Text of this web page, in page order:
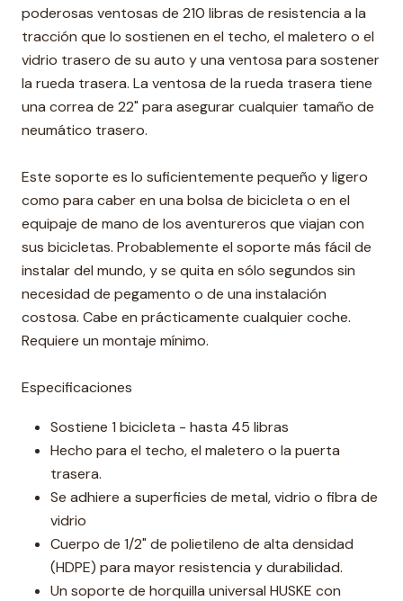
poderosas ventosas de 210 libras de resistencia a la
tracción que lo sostienen en el techo, el maletero o el
vidrio trasero de su auto y una ventosa para sostener
la rueda trasera. La ventosa de la rueda trasera tiene
una correa de 22" para asegurar cualquier tamaño de
neumático trasero.
Este soporte es lo suficientemente pequeño y ligero
como para caber en una bolsa de bicicleta o en el
equipaje de mano de los aventureros que viajan con
sus bicicletas. Probablemente el soporte más fácil de
instalar del mundo, y se quita en sólo segundos sin
necesidad de pegamento o de una instalación
costosa. Cabe en prácticamente cualquier coche.
Requiere un montaje mínimo.
Especificaciones
Sostiene 1 bicicleta - hasta 45 libras
Hecho para el techo, el maletero o la puerta
trasera.
Se adhiere a superficies de metal, vidrio o fibra de
vidrio
Cuerpo de 1/2" de polietileno de alta densidad
(HDPE) para mayor resistencia y durabilidad.
Un soporte de horquilla universal HUSKE con